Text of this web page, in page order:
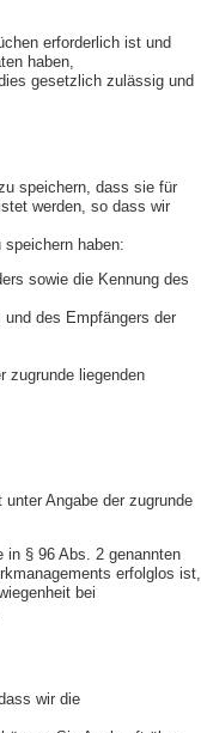
erforderlich ist und
haben,
gesetzlich zulässig und
speichern, dass sie für
werden, so dass wir
haben:
sowie die Kennung des
des Empfängers der
zugrunde liegenden
Angabe der zugrunde
in § 96 Abs. 2 genannten
erfolglos ist,
bei
wir die